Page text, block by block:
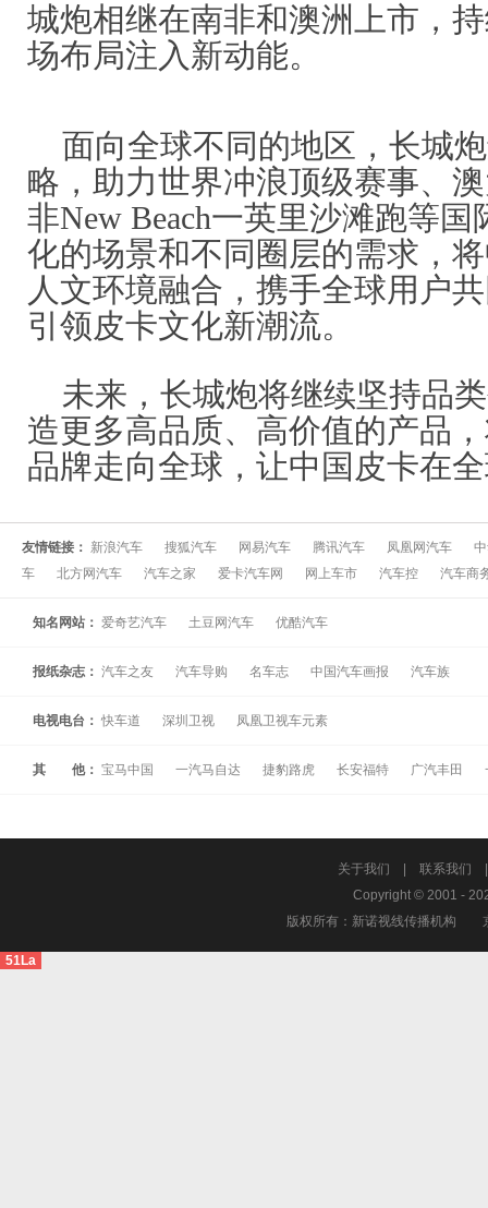
城炮相继在南非和澳洲上市，
场布局注入新动能。
面向全球不同的地区，长城
略，助力世界冲浪顶级赛事、
非New Beach一英里沙滩跑等
化的场景和不同圈层的需求，
人文环境融合，携手全球用户
引领皮卡文化新潮流。
未来，长城炮将继续坚持品
造更多高品质、高价值的产品
品牌走向全球，让中国皮卡在
友情链接： 新浪汽车 搜狐汽车 网易汽车 腾讯汽车 凤凰网汽车
车
北方网汽车 汽车之家 爱卡汽车网 网上车市 汽车控 汽车商
知名网站： 爱奇艺汽车 土豆网汽车 优酷汽车
报纸杂志： 汽车之友 汽车导购 名车志 中国汽车画报 汽车族
电视电台： 快车道 深圳卫视 凤凰卫视车元素
其 他： 宝马中国 一汽马自达 捷豹路虎 长安福特 广汽丰田
关于我们 联系我们
Copyright © 2001 -
版权所有：新诺视线传播机构
51La